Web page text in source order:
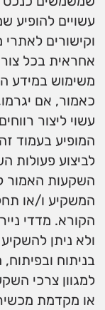
עשויים להופיע
וקישורים
אחראית בכל
משימוש במידע
כאמור, אם
עשוי ליצור
המופיע בעמוד
לביצוע פעולות
השקעות האמור
המשקיע ו/או
הקורא. מדדי
ולא ניתן
בניתוח
למגוון צרכי
או מקדמת